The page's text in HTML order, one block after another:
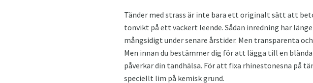
Tänder med strass är inte bara ett originalt sätt att
tonvikt på ett vackert leende. Sådan inredning har
mångsidigt under senare årstider. Men transparenta
Men innan du bestämmer dig för att lägga till en
påverkar din tandhälsa. För att fixa rhinestonesna på
speciellt lim på kemisk grund.